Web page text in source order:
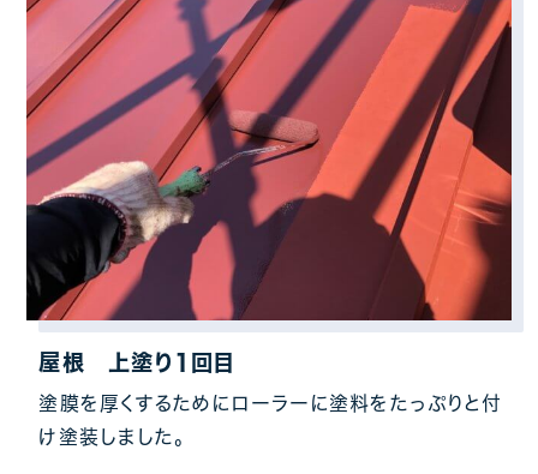
屋根 上塗り1回目
塗膜を厚くするためにローラーに塗料をたっぷりと付
け塗装しました。